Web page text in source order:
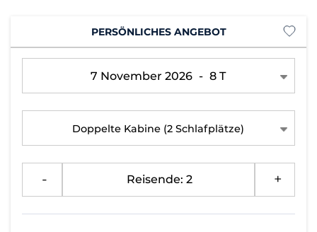
PERSÖNLICHES ANGEBOT
7 November 2026 - 8 T
Doppelte Kabine (2 Schlafplätze)
Reisende: 2